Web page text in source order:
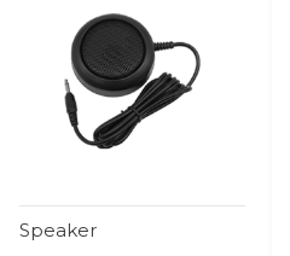
Speaker